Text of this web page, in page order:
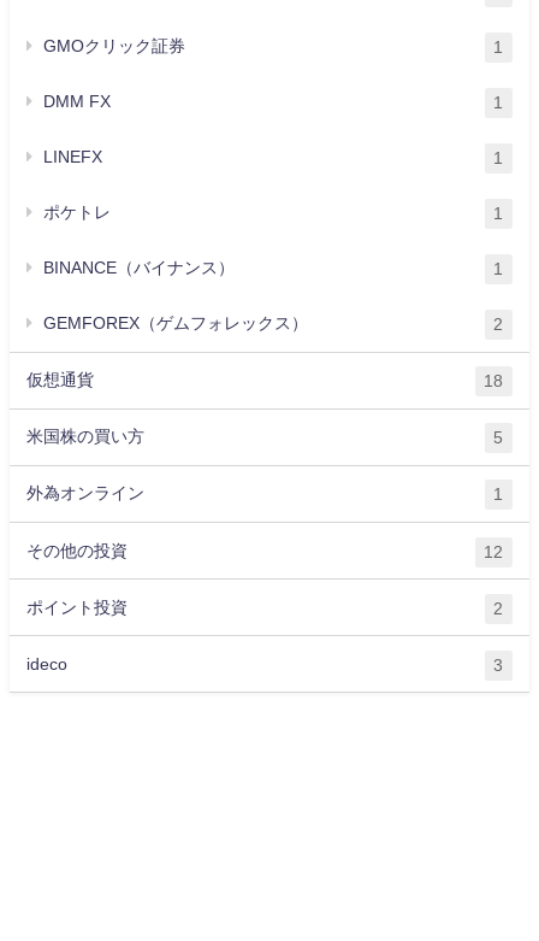
GMOクリック証券 1
DMM FX 1
LINEFX 1
ポケトレ 1
BINANCE（バイナンス） 1
GEMFOREX（ゲムフォレックス） 2
仮想通貨 18
米国株の買い方 5
外為オンライン 1
その他の投資 12
ポイント投資 2
ideco 3